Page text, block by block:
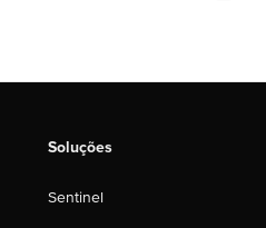
Soluções
Sentinel